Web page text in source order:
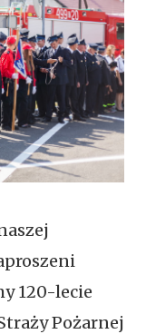
120-lecie
Pożarnej